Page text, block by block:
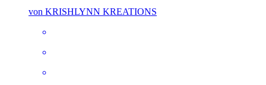
von KRISHLYNN KREATIONS